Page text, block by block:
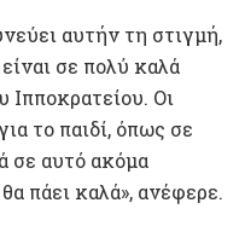
αυτήν τη στιγμή,
σε πολύ καλά
Οι
το παιδί, όπως σε
σε αυτό ακόμα
πάει καλά», ανέφερε.